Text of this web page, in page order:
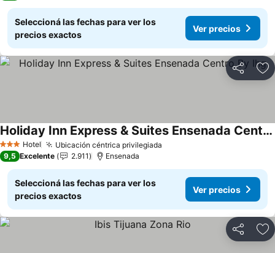
Seleccioná las fechas para ver los
precios exactos
Ver precios
Compartir
3 Estrellas
Hotel Ubicación céntrica privilegiada
Holiday Inn Express & Suites Ensenada Centro By Ihg
9,5 Excelente 2.911 Ensenada
Seleccioná las fechas para ver los
precios exactos
Ver precios
Compartir